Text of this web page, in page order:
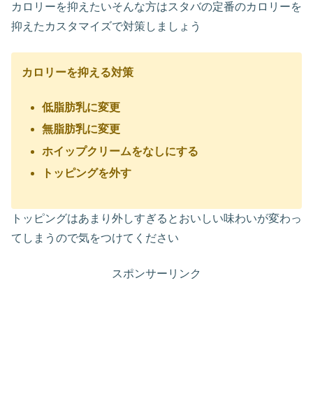
カロリーを抑えたいそんな方はスタバの定番のカロリーを
抑えたカスタマイズで対策しましょう
カロリーを抑える対策
低脂肪乳に変更
無脂肪乳に変更
ホイップクリームをなしにする
トッピングを外す
トッピングはあまり外しすぎるとおいしい味わいが変わっ
てしまうので気をつけてください
スポンサーリンク